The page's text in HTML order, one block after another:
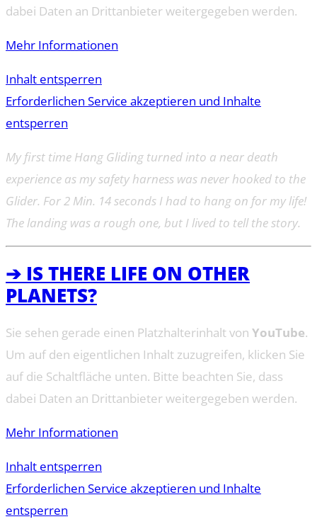
dabei Daten an Drittanbieter weitergegeben werden.
Mehr Informationen
Inhalt entsperren
Erforderlichen Service akzeptieren und Inhalte
entsperren
My first time Hang Gliding turned into a near death
experience as my safety harness was never hooked to the
Glider. For 2 Min. 14 seconds I had to hang on for my life!
The landing was a rough one, but I lived to tell the story.
➔ IS THERE LIFE ON OTHER
PLANETS?
Sie sehen gerade einen Platzhalterinhalt von YouTube.
Um auf den eigentlichen Inhalt zuzugreifen, klicken Sie
auf die Schaltfläche unten. Bitte beachten Sie, dass
dabei Daten an Drittanbieter weitergegeben werden.
Mehr Informationen
Inhalt entsperren
Erforderlichen Service akzeptieren und Inhalte
entsperren